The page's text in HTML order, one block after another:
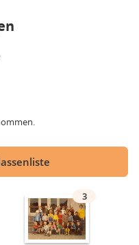
3